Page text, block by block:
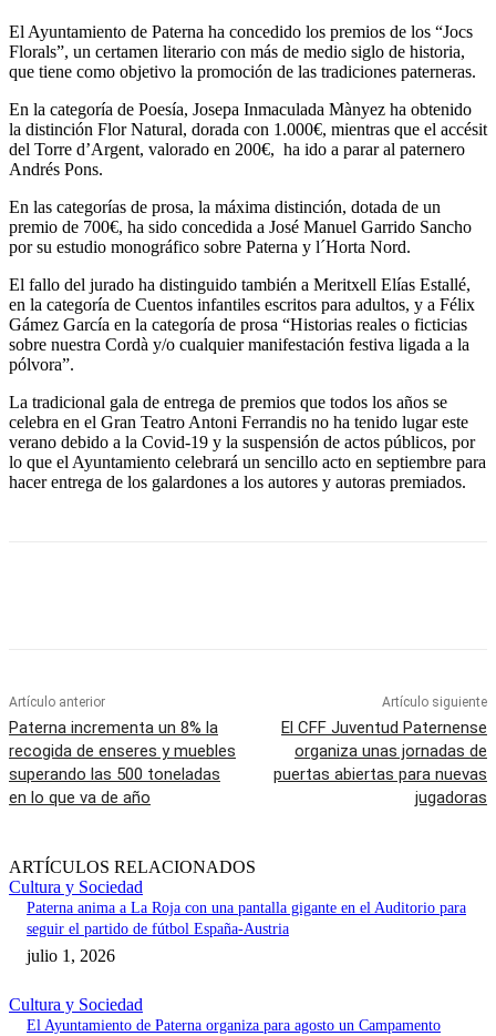
El Ayuntamiento de Paterna ha concedido los premios de los “Jocs
Florals”, un certamen literario con más de medio siglo de historia,
que tiene como objetivo la promoción de las tradiciones paterneras.
En la categoría de Poesía, Josepa Inmaculada Mànyez ha obtenido
la distinción Flor Natural, dorada con 1.000€, mientras que el accésit
del Torre d’Argent, valorado en 200€, ha ido a parar al paternero
Andrés Pons.
En las categorías de prosa, la máxima distinción, dotada de un
premio de 700€, ha sido concedida a José Manuel Garrido Sancho
por su estudio monográfico sobre Paterna y l´Horta Nord.
El fallo del jurado ha distinguido también a Meritxell Elías Estallé,
en la categoría de Cuentos infantiles escritos para adultos, y a Félix
Gámez García en la categoría de prosa “Historias reales o ficticias
sobre nuestra Cordà y/o cualquier manifestación festiva ligada a la
pólvora”.
La tradicional gala de entrega de premios que todos los años se
celebra en el Gran Teatro Antoni Ferrandis no ha tenido lugar este
verano debido a la Covid-19 y la suspensión de actos públicos, por
lo que el Ayuntamiento celebrará un sencillo acto en septiembre para
hacer entrega de los galardones a los autores y autoras premiados.
Artículo anterior
Paterna incrementa un 8% la
recogida de enseres y muebles
superando las 500 toneladas
en lo que va de año
Artículo siguiente
El CFF Juventud Paternense
organiza unas jornadas de
puertas abiertas para nuevas
jugadoras
ARTÍCULOS RELACIONADOS
Cultura y Sociedad
Paterna anima a La Roja con una pantalla gigante en el Auditorio para
seguir el partido de fútbol España-Austria
julio 1, 2026
Cultura y Sociedad
El Ayuntamiento de Paterna organiza para agosto un Campamento